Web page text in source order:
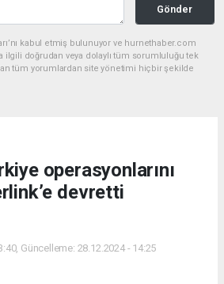
Gönder
kabul etmiş bulunuyor ve hurnethaber.com
ilgili doğrudan veya dolaylı tüm sorumluluğu tek
tüm yorumlardan site yönetimi hiçbir şekilde
operasyonlarını
devretti
Güncelleme: 28.12.2024 - 14:25